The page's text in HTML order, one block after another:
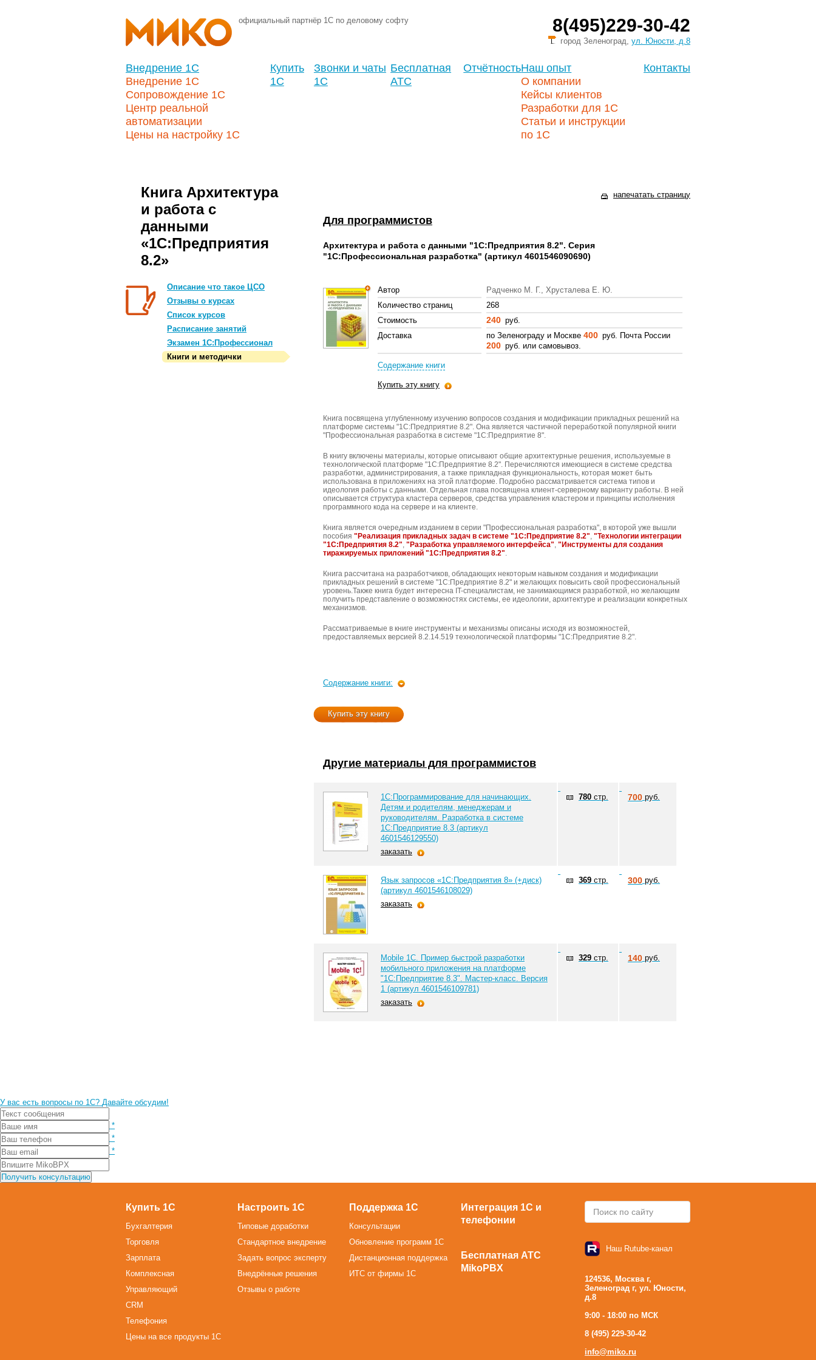
официальный партнёр 1С по деловому софту 8(495)229-30-42
город Зеленоград, ул. Юности, д.8
Внедрение 1С
Внедрение 1С
Сопровождение 1С
Центр реальной
автоматизации
Цены на настройку 1С
Купить
1С
Звонки и чаты
1С
Бесплатная
АТС
ОтчётностьНаш опыт
О компании
Кейсы клиентов
Разработки для 1С
Статьи и инструкции
по 1С
Контакты
Книга Архитектура
и работа с
данными
«1С:Предприятия
8.2»
Описание что такое ЦСО
Отзывы о курсах
Список курсов
Расписание занятий
Экзамен 1С:Профессионал
Книги и методички
напечатать страницу
Для программистов
Архитектура и работа с данными "1С:Предприятия 8.2". Серия
"1С:Профессиональная разработка" (артикул 4601546090690)
Автор
Радченко М. Г., Хрусталева Е. Ю.
Количество страниц
268
Стоимость
240 руб.
Доставка
по Зеленограду и Москве 400 руб. Почта России
200 руб. или самовывоз.
Содержание книги
Купить эту книгу
Книга посвящена углубленному изучению вопросов создания и модификации прикладных решений на
платформе системы "1С:Предприятие 8.2". Она является частичной переработкой популярной книги
"Профессиональная разработка в системе "1С:Предприятие 8".
В книгу включены материалы, которые описывают общие архитектурные решения, используемые в
технологической платформе "1С:Предприятие 8.2". Перечисляются имеющиеся в системе средства
разработки, администрирования, а также прикладная функциональность, которая может быть
использована в приложениях на этой платформе. Подробно рассматривается система типов и
идеология работы с данными. Отдельная глава посвящена клиент-серверному варианту работы. В ней
описывается структура кластера серверов, средства управления кластером и принципы исполнения
программного кода на сервере и на клиенте.
Книга является очередным изданием в серии "Профессиональная разработка", в которой уже вышли
пособия "Реализация прикладных задач в системе "1С:Предприятие 8.2", "Технологии интеграции
"1С:Предприятия 8.2", "Разработка управляемого интерфейса", "Инструменты для создания
тиражируемых приложений "1С:Предприятия 8.2".
Книга рассчитана на разработчиков, обладающих некоторым навыком создания и модификации
прикладных решений в системе "1С:Предприятие 8.2" и желающих повысить свой профессиональный
уровень.Также книга будет интересна IT-специалистам, не занимающимся разработкой, но желающим
получить представление о возможностях системы, ее идеологии, архитектуре и реализации конкретных
механизмов.
Рассматриваемые в книге инструменты и механизмы описаны исходя из возможностей,
предоставляемых версией 8.2.14.519 технологической платформы "1С:Предприятие 8.2".
Содержание книги:
Купить эту книгу
Другие материалы для программистов
1С:Программирование для начинающих.
Детям и родителям, менеджерам и
руководителям. Разработка в системе
1С:Предприятие 8.3 (артикул
4601546129550)
заказать
780 стр. 700 руб.
Язык запросов «1С:Предприятия 8» (+диск)
(артикул 4601546108029)
заказать
369 стр. 300 руб.
Mobile 1С. Пример быстрой разработки
мобильного приложения на платформе
"1С:Предприятие 8.3". Мастер-класс. Версия
1 (артикул 4601546109781)
заказать
329 стр. 140 руб.
У вас есть вопросы по 1С? Давайте обсудим!
*
*
*
Купить 1С
Бухгалтерия
Торговля
Зарплата
Комплексная
Управляющий
CRM
Телефония
Цены на все продукты 1С
Настроить 1С
Типовые доработки
Стандартное внедрение
Задать вопрос эксперту
Внедрённые решения
Отзывы о работе
Поддержка 1С
Консультации
Обновление программ 1С
Дистанционная поддержка
ИТС от фирмы 1С
Интеграция 1С и
телефонии
Бесплатная АТС
MikoPBX
Наш Rutube-канал
124536, Москва г,
Зеленоград г, ул. Юности,
д.8
9:00 - 18:00 по МСК
8 (495) 229-30-42
info@miko.ru